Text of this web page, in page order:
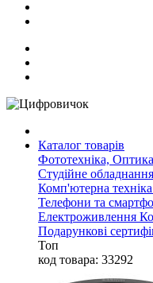
Каталог товарів
Фототехніка, Оптика
Студійне обладнання
Комп'ютерна техніка
Телефони та
Електроживлення
Подарункові
Топ
код товара: 33292